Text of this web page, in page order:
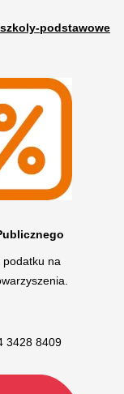
podstawowe
na
3428 8409